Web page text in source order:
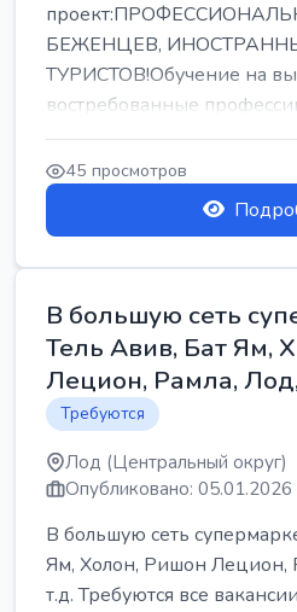
БЕЖЕНЦЕВ,
ТУРИСТОВ!Обучение на
востребованные
РЕМОНТУ
45 просмотров
В большую сеть
Тель Авив, Бат Ям,
Лецион, Рамла,
Требуются
Лод (Центральный округ)
Опубликовано: 05.01.2026
В большую сеть
Ям, Холон, Ришон Лецион,
т.д. Требуются все